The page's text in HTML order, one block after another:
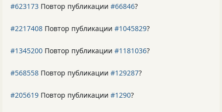
#623173 Повтор публикации #66846?
#2217408 Повтор публикации #1045829?
#1345200 Повтор публикации #1181036?
#568558 Повтор публикации #129287?
#205619 Повтор публикации #1290?